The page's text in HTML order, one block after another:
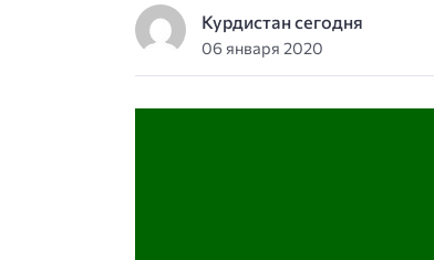
Курдистан сегодня
06 января 2020